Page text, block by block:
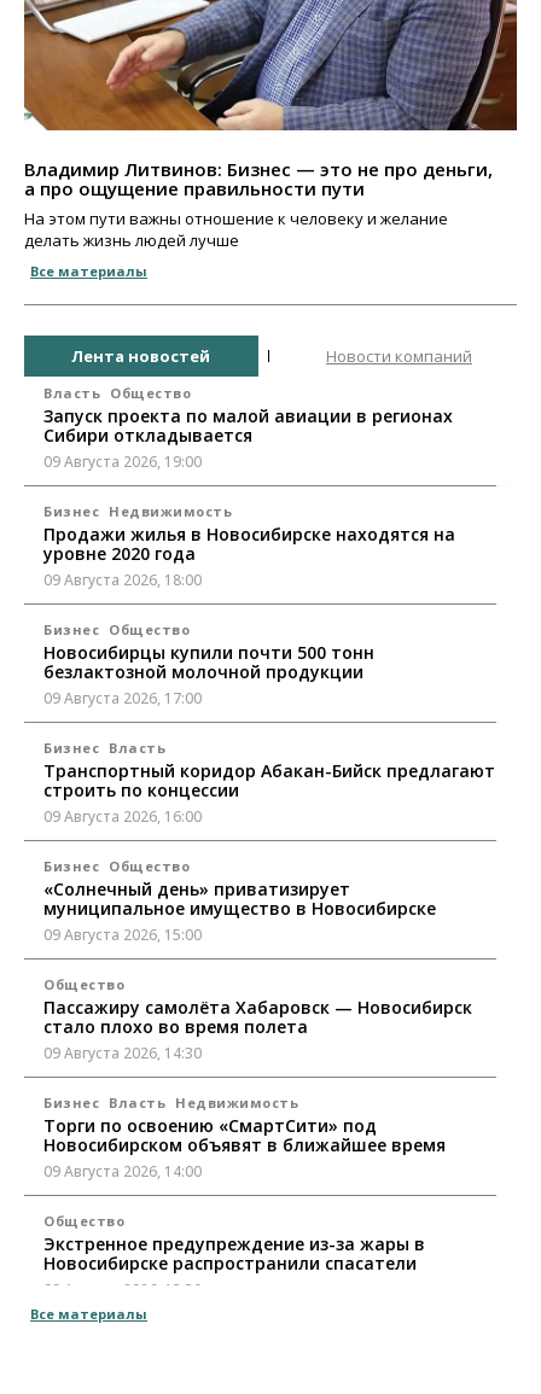
Владимир Литвинов: Бизнес — это не про деньги,
а про ощущение правильности пути
На этом пути важны отношение к человеку и желание
делать жизнь людей лучше
Все материалы
Лента новостей Новости компаний
Власть Общество
Запуск проекта по малой авиации в регионах
Сибири откладывается
09 Августа 2026, 19:00
Бизнес Недвижимость
Продажи жилья в Новосибирске находятся на
уровне 2020 года
09 Августа 2026, 18:00
Бизнес Общество
Новосибирцы купили почти 500 тонн
безлактозной молочной продукции
09 Августа 2026, 17:00
Бизнес Власть
Транспортный коридор Абакан-Бийск предлагают
строить по концессии
09 Августа 2026, 16:00
Бизнес Общество
«Солнечный день» приватизирует
муниципальное имущество в Новосибирске
09 Августа 2026, 15:00
Общество
Пассажиру самолёта Хабаровск — Новосибирск
стало плохо во время полета
09 Августа 2026, 14:30
Бизнес Власть Недвижимость
Торги по освоению «СмартСити» под
Новосибирском объявят в ближайшее время
09 Августа 2026, 14:00
Общество
Экстренное предупреждение из-за жары в
Новосибирске распространили спасатели
09 Августа 2026, 13:30
Все материалы